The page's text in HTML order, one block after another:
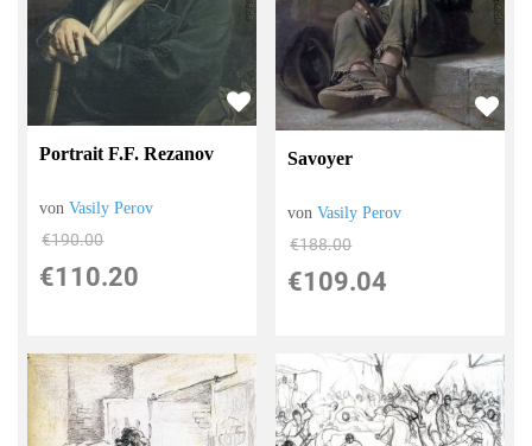
Portrait F.F. Rezanov
vonVasily Perov
€190.00
€110.20
Savoyer
vonVasily Perov
€188.00
€109.04